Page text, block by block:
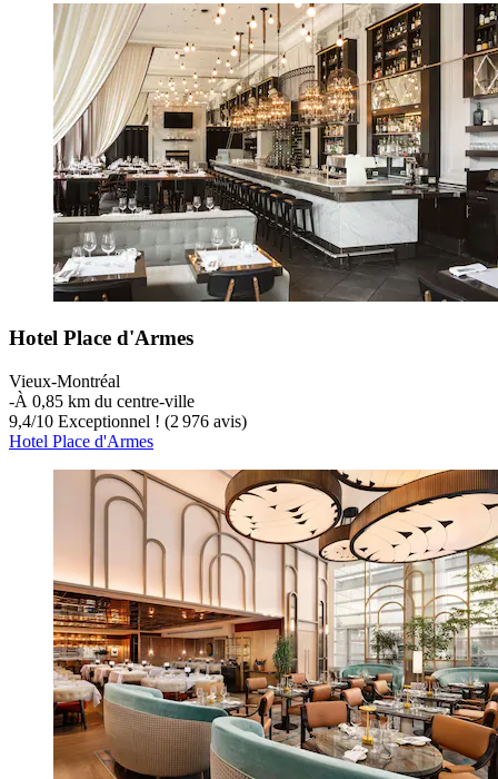
Hotel Place d'Armes
Vieux-Montréal
‐À 0,85 km du centre-ville
9,4/10 Exceptionnel ! (2 976 avis)
Hotel Place d'Armes